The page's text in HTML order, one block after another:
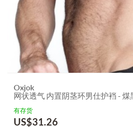
Oxjok
网状透气 内置阴茎环男仕护裆 - 煤
有存货
US$31.26